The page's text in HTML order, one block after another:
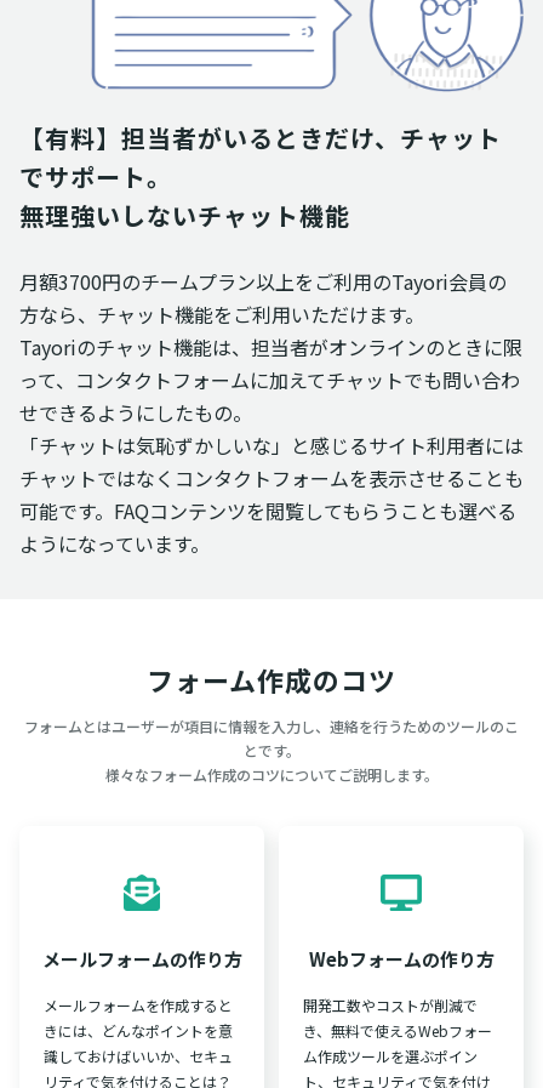
【有料】担当者がいるときだけ、チャット
でサポート。
無理強いしないチャット機能
月額3700円のチームプラン以上をご利用のTayori会員の
方なら、チャット機能をご利用いただけます。
Tayoriのチャット機能は、担当者がオンラインのときに限
って、コンタクトフォームに加えてチャットでも問い合わ
せできるようにしたもの。
「チャットは気恥ずかしいな」と感じるサイト利用者には
チャットではなくコンタクトフォームを表示させることも
可能です。FAQコンテンツを閲覧してもらうことも選べる
ようになっています。
フォーム作成のコツ
フォームとはユーザーが項目に情報を入力し、連絡を行うためのツールのこ
とです。
様々なフォーム作成のコツについてご説明します。
メールフォームの作り方
メールフォームを作成すると
きには、どんなポイントを意
識しておけばいいか、セキュ
リティで気を付けることは？
Webフォームの作り方
開発工数やコストが削減で
き、無料で使えるWebフォー
ム作成ツールを選ぶポイン
ト、セキュリティで気を付け